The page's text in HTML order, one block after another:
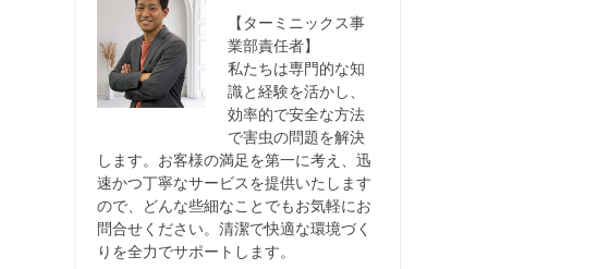
【ターミニックス事
業部責任者】
私たちは専門的な知
識と経験を活かし、
効率的で安全な方法
で害虫の問題を解決
します。お客様の満足を第一に考え、迅
速かつ丁寧なサービスを提供いたします
ので、どんな些細なことでもお気軽にお
問合せください。清潔で快適な環境づく
りを全力でサポートします。